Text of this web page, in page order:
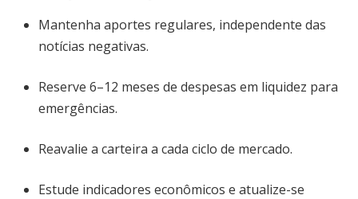
Mantenha aportes regulares, independente das
notícias negativas.
Reserve 6–12 meses de despesas em liquidez para
emergências.
Reavalie a carteira a cada ciclo de mercado.
Estude indicadores econômicos e atualize-se